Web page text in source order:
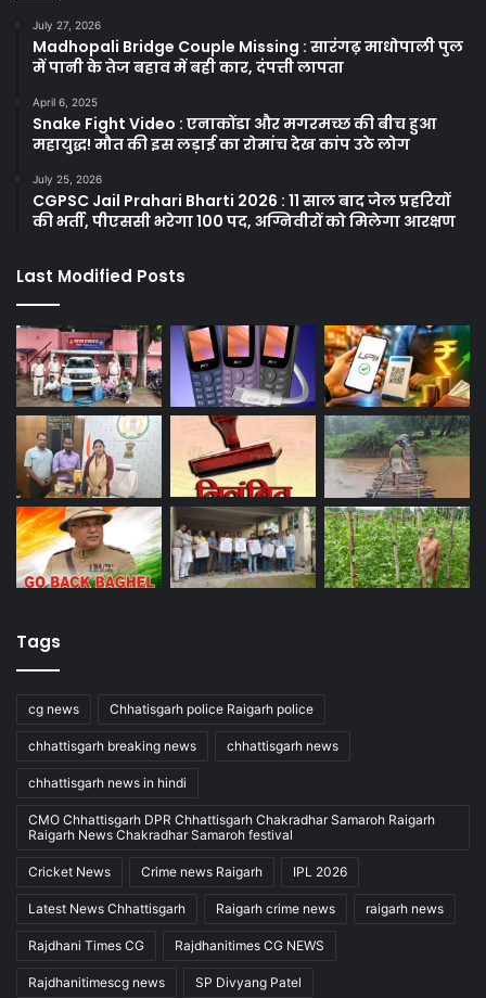
July 27, 2026
Madhopali Bridge Couple Missing : सारंगढ़ माधोपाली पुल
में पानी के तेज बहाव में बही कार, दंपत्ती लापता
April 6, 2025
Snake Fight Video : एनाकोंडा और मगरमच्छ की बीच हुआ
महायुद्ध! मौत की इस लड़ाई का रोमांच देख कांप उठे लोग
July 25, 2026
CGPSC Jail Prahari Bharti 2026 : 11 साल बाद जेल प्रहरियों
की भर्ती, पीएससी भरेगा 100 पद, अग्निवीरों को मिलेगा आरक्षण
Last Modified Posts
Tags
cg news Chhatisgarh police Raigarh police
chhattisgarh breaking news chhattisgarh news
chhattisgarh news in hindi
CMO Chhattisgarh DPR Chhattisgarh Chakradhar Samaroh Raigarh
Raigarh News Chakradhar Samaroh festival
Cricket News Crime news Raigarh IPL 2026
Latest News Chhattisgarh Raigarh crime news raigarh news
Rajdhani Times CG Rajdhanitimes CG NEWS
Rajdhanitimescg news SP Divyang Patel